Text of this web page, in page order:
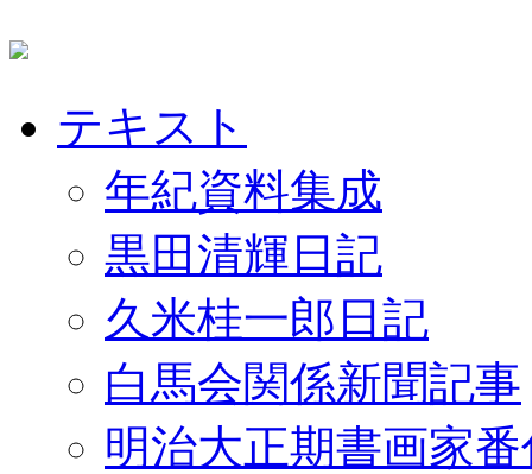
テキスト
年紀資料集成
黒田清輝日記
久米桂一郎日記
白馬会関係新聞記事
明治大正期書画家